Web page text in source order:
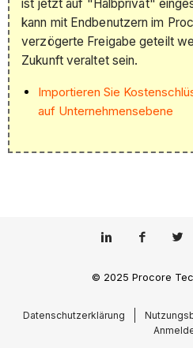
ist jetzt auf "Halbprivat"
kann mit Endbenutzern im
verzögerte Freigabe geteilt
Zukunft veraltet sein.
Importieren Sie
auf Unternehmensebene
© 2025 Procore
Datenschutzerklärung